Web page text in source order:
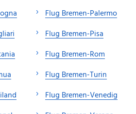
Flug Bremen-Palermo
Flug Bremen-Pisa
Flug Bremen-Rom
Flug Bremen-Turin
Flug Bremen-Venedig